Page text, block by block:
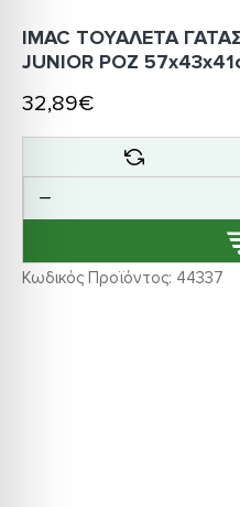
Κωδικός Προϊόντος: 44337
IMAC ΤΟΥΑΛΕΤΑ
JUNIOR ΡΟΖ
32,89€